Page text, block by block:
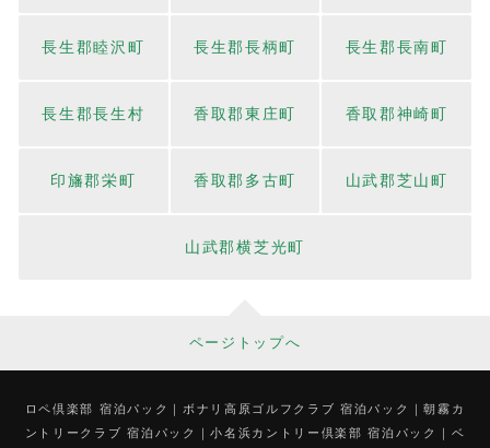
長生郡睦沢町 長生郡長柄町 長生郡長南町
長生郡長生村 香取郡東庄町 香取郡神崎町
印旛郡栄町 香取郡多古町 山武郡芝山町
山武郡横芝光町
ページトップへ
ロペ倶楽部 宿泊パック ボナリ高原ゴルフクラブ 宿泊パック
朝霧カ
ントリークラブ 宿泊パック
小名浜カントリー倶楽部 宿泊パック ベ